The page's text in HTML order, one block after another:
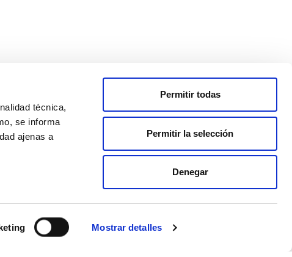
técnica,
se informa
ajenas a
Mostrar detalles
Permitir todas
Permitir la selección
Denegar
SUPPORTED BY